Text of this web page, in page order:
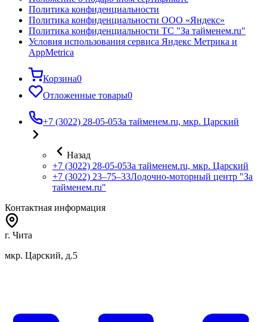
Политика конфиденциальности
Политика конфиденциальности ООО «Яндекс»
Политика конфиденциальности ТС "За тайменем.ru"
Условия использования сервиса Яндекс Метрика и
AppMetrica
Корзина0
Отложенные товары0
+7 (3022) 28-05-05За тайменем.ru, мкр. Царский
Назад
+7 (3022) 28-05-05За тайменем.ru, мкр. Царский
+7 (3022) 23‒75‒33Лодочно-моторный центр "За
тайменем.ru"
Контактная информация
г. Чита
мкр. Царский, д.5